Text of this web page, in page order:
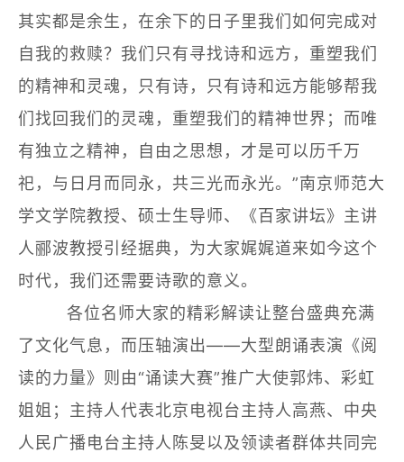
其实都是余生，在余下的日子里我们如何完成对
自我的救赎？我们只有寻找诗和远方，重塑我们
的精神和灵魂，只有诗，只有诗和远方能够帮我
们找回我们的灵魂，重塑我们的精神世界；而唯
有独立之精神，自由之思想，才是可以历千万
祀，与日月而同永，共三光而永光。”南京师范大
学文学院教授、硕士生导师、《百家讲坛》主讲
人郦波教授引经据典，为大家娓娓道来如今这个
时代，我们还需要诗歌的意义。
各位名师大家的精彩解读让整台盛典充满
了文化气息，而压轴演出——大型朗诵表演《阅
读的力量》则由“诵读大赛”推广大使郭炜、彩虹
姐姐；主持人代表北京电视台主持人高燕、中央
人民广播电台主持人陈旻以及领读者群体共同完